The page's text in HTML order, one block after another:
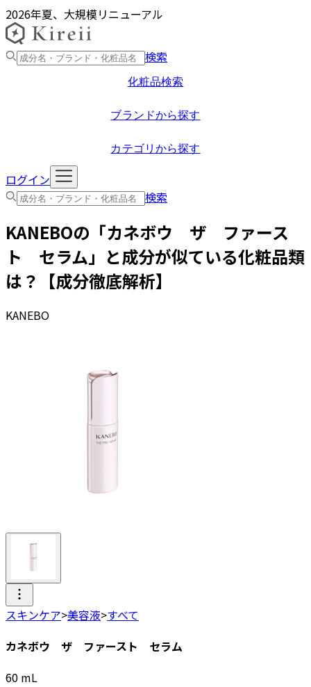
2026年夏、大規模リニューアル
検索
化粧品検索
ブランドから探す
カテゴリから探す
ログイン
検索
KANEBOの「カネボウ ザ ファース
ト セラム 」と成分が似ている化粧品類
は？【成分徹底解析】
KANEBO
スキンケア>美容液>すべて
カネボウ ザ ファースト セラム
60 mL